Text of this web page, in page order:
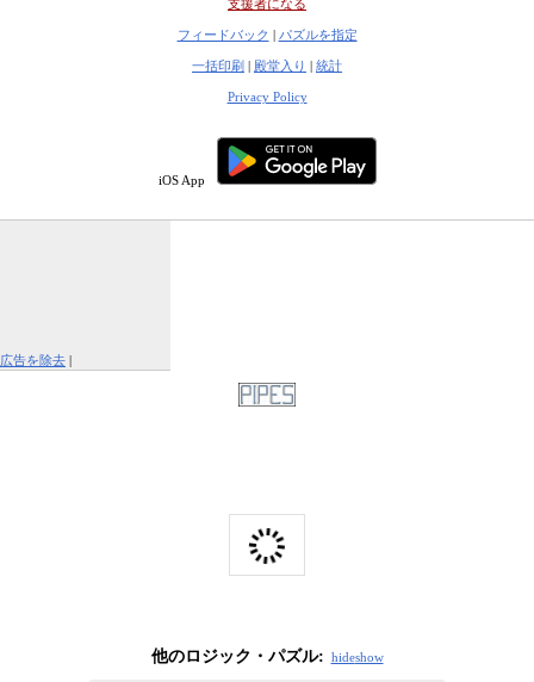
支援者になる
フィードバック | パズルを指定
一括印刷 | 殿堂入り | 統計
Privacy Policy
iOS App
広告を除去 |
他のロジック・パズル: hideshow